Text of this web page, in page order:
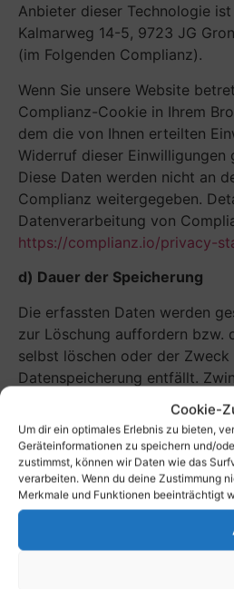
Cookie-
Um dir ein optimales Erlebnis zu bieten,
Geräteinformationen zu speichern und/
zustimmst, können wir Daten wie das
verarbeiten. Wenn du deine Zustimmung
Merkmale und Funktionen beeinträchtigt
Anbieter dieser Technologie ist
Kalmarweg 14-5, 9723 JG
(im Folgenden Complianz).
Wenn Sie unsere Website
Complianz-Cookie in Ihrem
dem die von Ihnen erteilten
Widerruf dieser Einwilligungen
Diese Daten werden nicht an
Complianz weitergegeben.
Datenverarbeitung von
https://complianz.io/privacy-
d) Dauer der Speicherung
Die erfassten Daten werden
zur Löschung auffordern bzw.
selbst löschen oder der
Datenspeicherung entfällt.
e) Widerspruchs- und
Der Einsatz eines Cookie-
erforderlich für eine rechtlich
Einholung der notwendigen
einer Website. Es besteht
Widerspruchsmöglichkeit für